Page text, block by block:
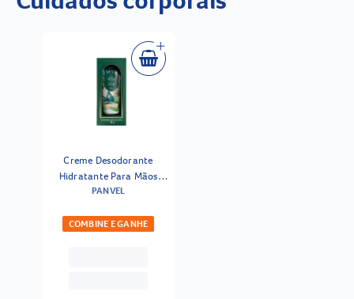
Creme Desodorante
Hidratante Para Mãos
Água De Coco Panvel Vert
PANVEL
COMBINE E GANHE